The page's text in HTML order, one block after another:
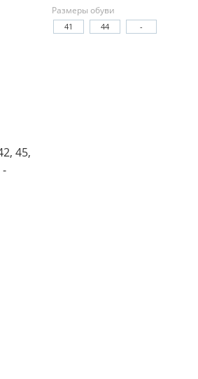
Размеры обуви
41 44 -